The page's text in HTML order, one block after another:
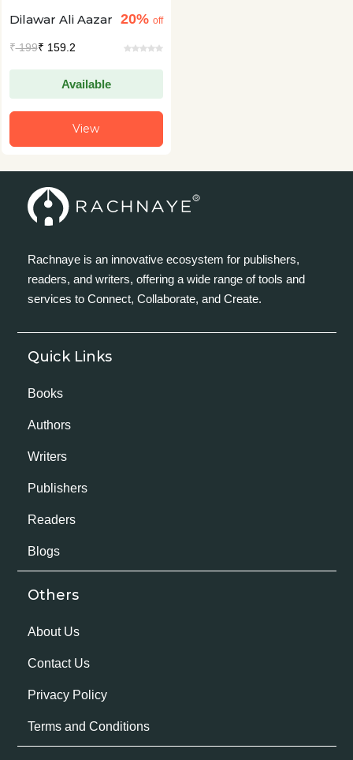
Dilawar Ali Aazar 20% off
₹199₹ 159.2
Available
View
Rachnaye is an innovative ecosystem for publishers,
readers, and writers, offering a wide range of tools and
services to Connect, Collaborate, and Create.
Quick Links
Books
Authors
Writers
Publishers
Readers
Blogs
Others
About Us
Contact Us
Privacy Policy
Terms and Conditions